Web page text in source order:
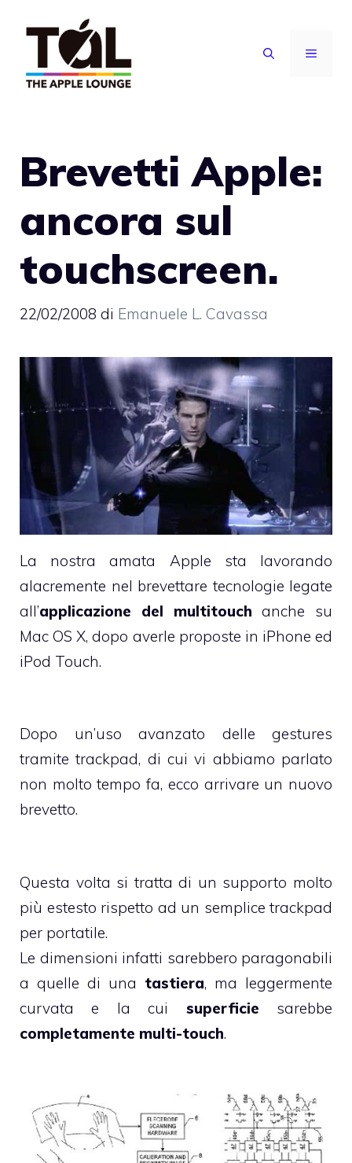
contenuto
MENU
Brevetti Apple:
ancora sul
touchscreen.
22/02/2008 di Emanuele L. Cavassa
La nostra amata Apple sta lavorando
alacremente nel brevettare tecnologie legate
all’applicazione del multitouch anche su
Mac OS X, dopo averle proposte in iPhone ed
iPod Touch.
Dopo un’uso avanzato delle gestures
tramite trackpad, di cui vi abbiamo parlato
non molto tempo fa, ecco arrivare un nuovo
brevetto.
Questa volta si tratta di un supporto molto
più estesto rispetto ad un semplice trackpad
per portatile.
Le dimensioni infatti sarebbero paragonabili
a quelle di una tastiera, ma leggermente
curvata e la cui superficie sarebbe
completamente multi-touch.